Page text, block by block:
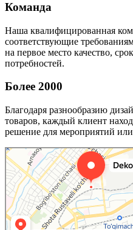
Команда
Наша квалифицированная
соответствующие
на первое место качество,
потребностей.
Более 2000
Благодаря разнообразию
товаров, каждый клиент
решение для мероприятий или